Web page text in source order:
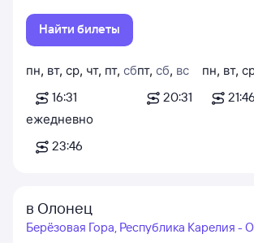
Найти билеты
пн, вт, ср, чт, пт, сб
16:31
пт, сб, вс
20:31
пн, вт,
21:46
ежедневно
23:46
в Олонец
Берёзовая Гора, Республика Карелия -